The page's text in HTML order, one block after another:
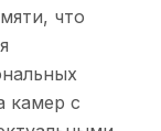
что
камер с